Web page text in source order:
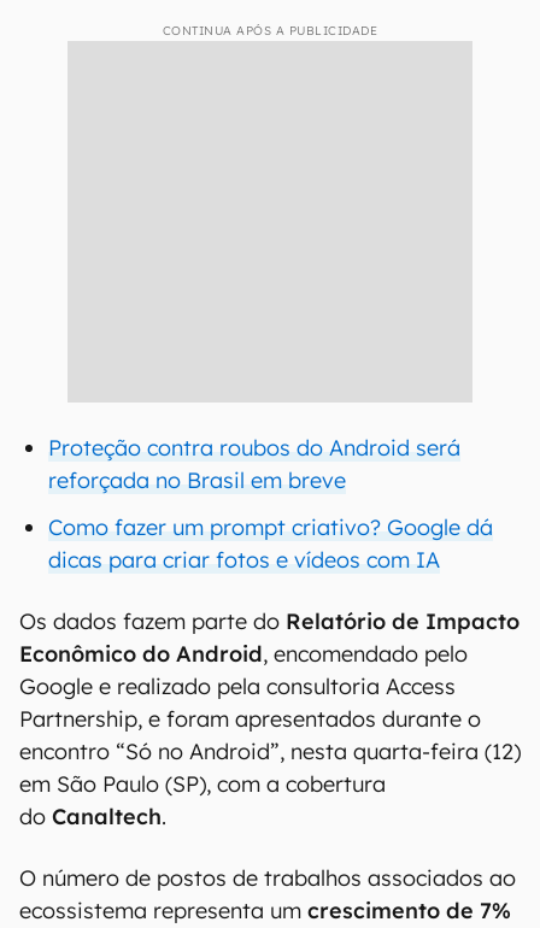
CONTINUA APÓS A PUBLICIDADE
Proteção contra roubos do Android será
reforçada no Brasil em breve
Como fazer um prompt criativo? Google dá
dicas para criar fotos e vídeos com IA
Os dados fazem parte do Relatório de Impacto
Econômico do Android, encomendado pelo
Google e realizado pela consultoria Access
Partnership, e foram apresentados durante o
encontro “Só no Android”, nesta quarta-feira (12)
em São Paulo (SP), com a cobertura
do Canaltech.
O número de postos de trabalhos associados ao
ecossistema representa um crescimento de 7%